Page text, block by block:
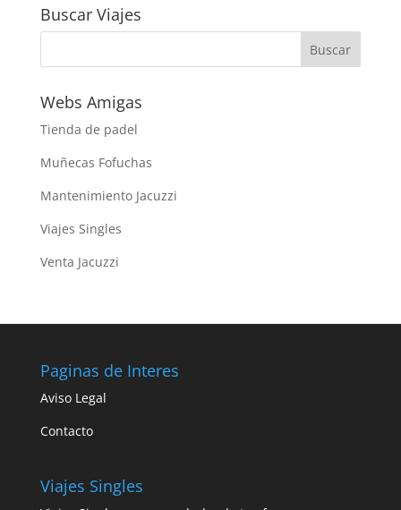
Buscar Viajes
Webs Amigas
Tienda de padel
Muñecas Fofuchas
Mantenimiento Jacuzzi
Viajes Singles
Venta Jacuzzi
Paginas de Interes
Aviso Legal
Contacto
Viajes Singles